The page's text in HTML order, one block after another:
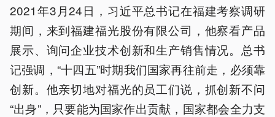
2021年3月24日，习近平总书记在福建考察调研
期间，来到福建福光股份有限公司，他察看产品
展示、询问企业技术创新和生产销售情况。总书
记强调，“十四五”时期我们国家再往前走，必须靠
创新。他亲切地对福光的员工们说，抓创新不问
“出身”，只要能为国家作出贡献，国家都会全力支